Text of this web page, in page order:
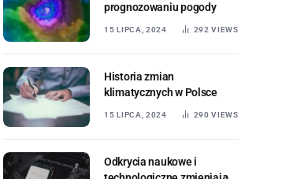
prognozowaniu pogody
15 LIPCA, 2024 292VIEWS
Historia zmian
klimatycznych w Polsce
15 LIPCA, 2024 290VIEWS
Odkrycia naukowe i